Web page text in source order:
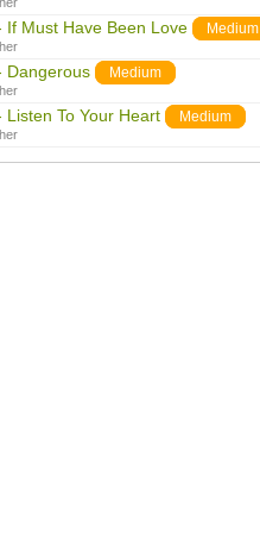
If Must Have Been Love Medium
Dangerous Medium
Listen To Your Heart Medium